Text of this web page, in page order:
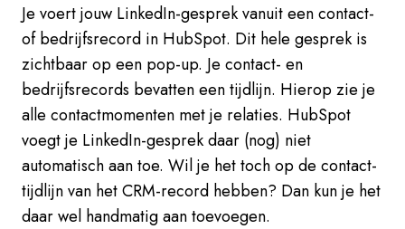
Je voert jouw LinkedIn-gesprek vanuit een contact-
of bedrijfsrecord in HubSpot. Dit hele gesprek is
zichtbaar op een pop-up. Je contact- en
bedrijfsrecords bevatten een tijdlijn. Hierop zie je
alle contactmomenten met je relaties. HubSpot
voegt je LinkedIn-gesprek daar (nog) niet
automatisch aan toe. Wil je het toch op de contact-
tijdlijn van het CRM-record hebben? Dan kun je het
daar wel handmatig aan toevoegen.